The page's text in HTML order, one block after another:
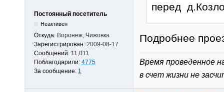
Постоянный посетитель
Неактивен
Откуда: Воронеж, Чижовка
Зарегистрирован: 2009-08-17
Сообщений: 11,011
Поблагодарили: 4775
За сообщение: 1
перед
Подробнее
Время проведенное
в счет жизни не